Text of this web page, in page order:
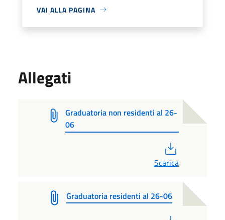
VAI ALLA PAGINA
Allegati
Graduatoria non residenti al 26-
06
Scarica
Graduatoria residenti al 26-06